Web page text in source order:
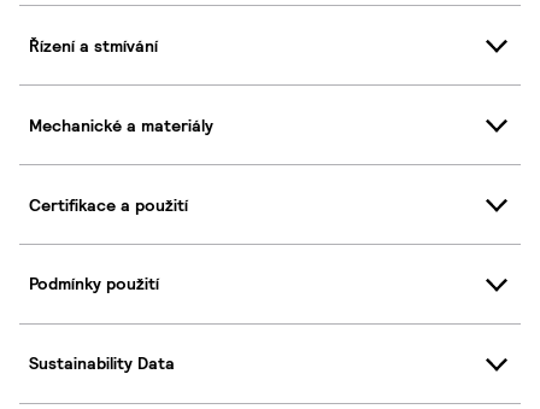
Řízení a stmívání
Mechanické a materiály
Certifikace a použití
Podmínky použití
Sustainability Data